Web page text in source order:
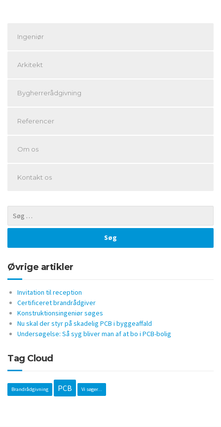
Ingeniør
Arkitekt
Bygherrerådgivning
Referencer
Om os
Kontakt os
Øvrige artikler
Invitation til reception
Certificeret brandrådgiver
Konstruktionsingeniør søges
Nu skal der styr på skadelig PCB i byggeaffald
Undersøgelse: Så syg bliver man af at bo i PCB-bolig
Tag Cloud
Brandrådgivning PCB Vi søger...